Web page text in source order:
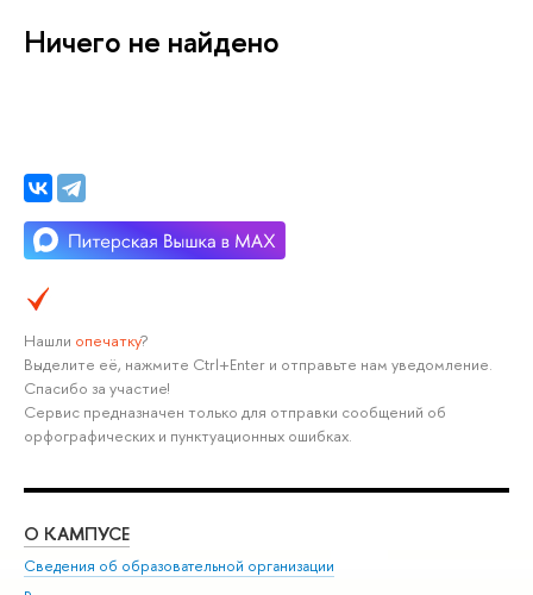
Ничего не найдено
Нашли опечатку?
Выделите её, нажмите Ctrl+Enter и отправьте нам уведомление.
Спасибо за участие!
Сервис предназначен только для отправки сообщений об
орфографических и пунктуационных ошибках.
О КАМПУСЕ
Сведения об образовательной организации